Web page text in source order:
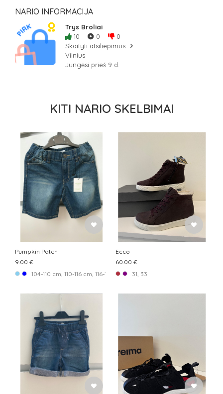
NARIO INFORMACIJA
Trys Broliai
10
0
0
Skaityti atsiliepimus
Vilnius
Jungėsi prieš 9 d.
KITI NARIO SKELBIMAI
Pumpkin Patch
9.00 €
104-110 cm, 110-116 cm, 116-122 cm
Ecco
60.00 €
31, 33